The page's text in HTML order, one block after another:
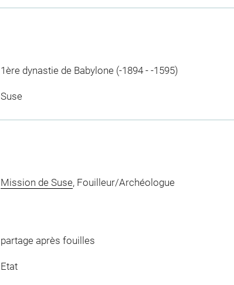
1ère dynastie de Babylone (-1894 - -1595)
Suse
Mission de Suse, Fouilleur/Archéologue
partage après fouilles
Etat